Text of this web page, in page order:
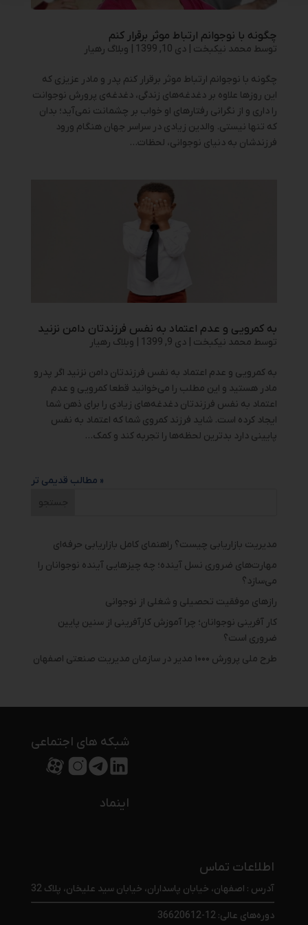
چگونه با نوجوانم ارتباط موثر برقرار کنم
توسط محمد نیکبخت دی 10, 1399 وبلاگ رهیار
چگونه با نوجوانم ارتباط موثر برقرار کنم پدر و مادر عزیزی که
این روزها علاوه بر دغدغه‌های زندگی، دغدغه‌ی پرورش نوجوانت
را داری و از نگرانی رفتارهای او خواب بر چشمانت نمی‌آید؛ ‌بدان
که تنها نیستی. والدین زیادی در سراسر جهان هنگام ورود
فرزندشان به دنیای نوجوانی، لحظات...
به کمرویی و عدم اعتماد به نفس فرزندتان دامن نزنید
توسط محمد نیکبخت دی 9, 1399 وبلاگ رهیار
به کمرویی و عدم اعتماد به نفس فرزندتان دامن نزنید اگر پدرو
مادر هستید و این مطلب را می‌خوانید قطعا کمرویی و عدم
اعتماد به نفس فرزندتان دغدغه‌های زیادی را برای ذهن شما
ایجاد کرده است. شاید فرزند کمروی شما که اعتماد به نفس
پایینی دارد بدترین لحظه‌ها را تجربه کند و کمک...
« مطالب قدیمی تر
مدیریت بازاریابی چیست؟ راهنمای کامل بازاریابی حرفه‌ای
مهارت‌های ضروری نسل آینده؛ چه چیزهایی آینده نوجوانان را
می‌سازد؟
رازهای موفقیت تحصیلی و شغلی از نوجوانی
کار آفرینی نوجوانان؛ چرا آموزش کارآفرینی از سنین پایین
ضروری است؟
طرح ملی پرورش ۱۰۰۰ مدیر در سازمان مدیریت صنعتی اصفهان
شبکه های اجتماعی
اینماد
اطلاعات تماس
آدرس : اصفهان، خیابان پاسداران، خیابان سید علیخان، پلاک 32
دوره‌های عالی: 12-36620612